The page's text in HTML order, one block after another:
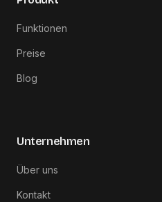
Funktionen
Preise
Blog
Unternehmen
Über uns
Kontakt